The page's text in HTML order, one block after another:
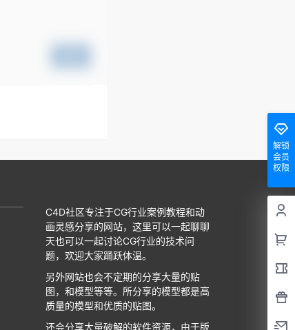
解锁
会员
权限
C4D社区专注于CG行业案例教程和动
画灵感分享的网站，这里可以一起聊聊
天也可以一起讨论CG行业的技术问
题，欢迎大家踊跃体温。
另外网站也会不定期的分享大量的贴
图，和模型等等。所分享的模型都是高
质量的模型和优质的贴图。
还会分享大量破解的软件资源，由于版